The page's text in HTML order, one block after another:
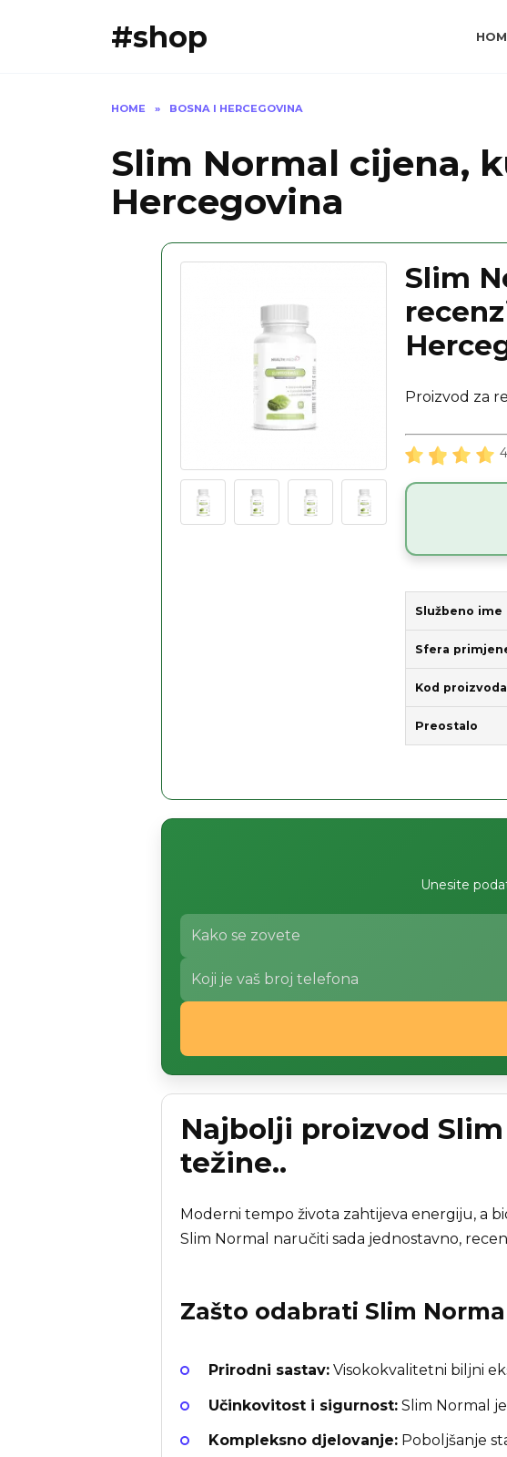
#shop
HOME » BOSNA I HERCEGOVINA
Slim Normal cijena,
Hercegovina
Slim
Proizvod za
Službeno ime
Sfera
Kod proizvoda
Preostalo
Unesite
Najbolji proizvod
težine..
Moderni tempo života zahtijeva energiju, a
Slim Normal naručiti sada jednostavno,
Zašto odabrati Slim
Prirodni sastav:Visokokvalitetni biljni
Učinkovitost i sigurnost:Slim Normal
Kompleksno djelovanje:Poboljšanje